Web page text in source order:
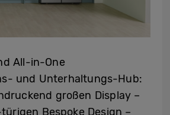
All-in-One
und Unterhaltungs-Hub:
großen Display –
Bespoke Design –